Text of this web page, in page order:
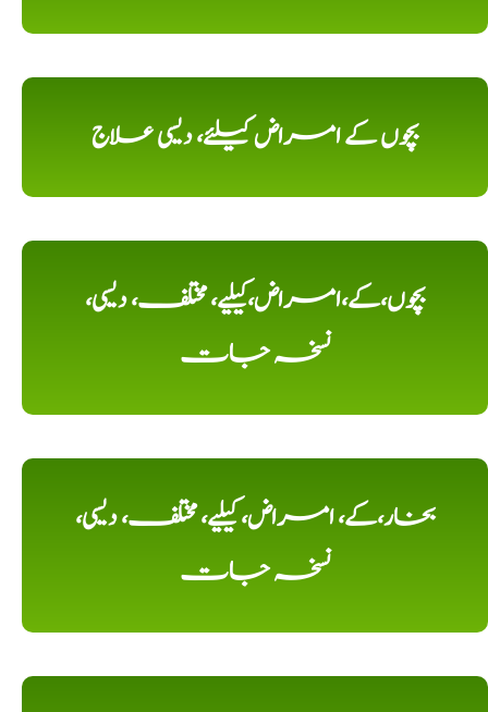
بچوں کے امراض کیلئے، دیسی علاج
بچوں،کے،امراض،کیلیے، مختلف، دیسی،
نسخہ جات
بخار،کے، امراض، کیلیے، مختلف، دیسی،
نسخہ جات